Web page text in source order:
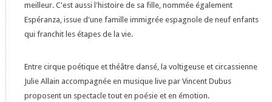
meilleur. C'est aussi l'histoire de sa fille, nommée également
Espéranza, issue d'une famille immigrée espagnole de neuf enfants
qui franchit les étapes de la vie.
Entre cirque poétique et théâtre dansé, la voltigeuse et circassienne
Julie Allain accompagnée en musique live par Vincent Dubus
proposent un spectacle tout en poésie et en émotion.